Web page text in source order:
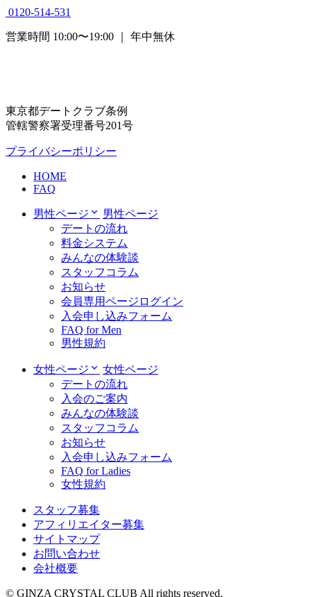
0120-514-531
営業時間 10:00〜19:00 ｜ 年中無休
東京都デートクラブ条例
管轄警察署受理番号201号
プライバシーポリシー
HOME
FAQ
男性ページ
男性ページ
デートの流れ
料金システム
みんなの体験談
スタッフコラム
お知らせ
会員専用ページログイン
入会申し込みフォーム
FAQ for Men
男性規約
女性ページ
女性ページ
デートの流れ
入会のご案内
みんなの体験談
スタッフコラム
お知らせ
入会申し込みフォーム
FAQ for Ladies
女性規約
スタッフ募集
アフィリエイター募集
サイトマップ
お問い合わせ
会社概要
© GINZA CRYSTAL CLUB All rights reserved.